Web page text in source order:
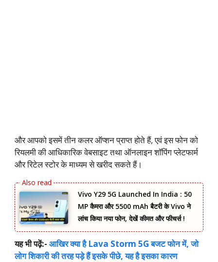
और आपको इसमें तीन कलर ऑप्शन प्राप्त होते हैं, एवं इस फोन को
रियलमी की आधिकारिक वेबसाइट तथा ऑनलाइन शॉपिंग प्लेटफार्म
और रिटेल स्टोर के माध्यम से खरीद सकते हैं।
Vivo Y29 5G Launched In India : 50
MP कैमरा और 5500 mAh बैटरी के Vivo ने
लांच किया नया फोन, देखें कीमत और फीचर्स !
यह भी पढ़ें:- आखिर क्या है Lava Storm 5G बजट फोन में, जो
लोग शिकारी की तरह पड़े हैं इसके पीछे, यह है इसका कारण